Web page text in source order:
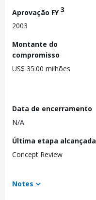
Aprovação FY3
2003
Montante do
compromisso
US$ 35.00 milhões
Data de encerramento
N/A
Última etapa alcançada
Concept Review
Notes